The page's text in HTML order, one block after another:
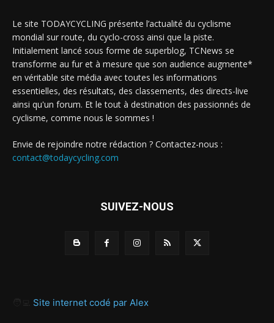
Le site TODAYCYCLING présente l’actualité du cyclisme
mondial sur route, du cyclo-cross ainsi que la piste.
Initialement lancé sous forme de superblog, TCNews se
transforme au fur et à mesure que son audience augmente*
en véritable site média avec toutes les informations
essentielles, des résultats, des classements, des directs-live
ainsi qu'un forum. Et le tout à destination des passionnés de
cyclisme, comme nous le sommes !
Envie de rejoindre notre rédaction ? Contactez-nous :
contact@todaycycling.com
SUIVEZ-NOUS
Site internet codé par Alex